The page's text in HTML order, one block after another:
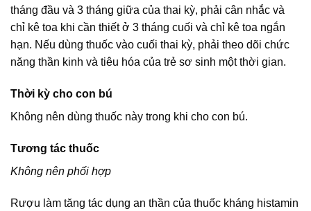
tháng đầu và 3 tháng giữa của thai kỳ, phải cân nhắc và
chỉ kê toa khi cần thiết ở 3 tháng cuối và chỉ kê toa ngắn
hạn. Nếu dùng thuốc vào cuối thai kỳ, phải theo dõi chức
năng thần kinh và tiêu hóa của trẻ sơ sinh một thời gian.
Thời kỳ cho con bú
Không nên dùng thuốc này trong khi cho con bú.
Tương tác thuốc
Không nên phối hợp
Rượu làm tăng tác dụng an thần của thuốc kháng histamin